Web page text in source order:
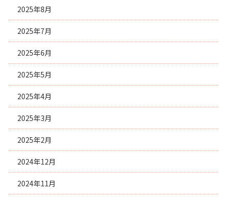
2025年8月
2025年7月
2025年6月
2025年5月
2025年4月
2025年3月
2025年2月
2024年12月
2024年11月